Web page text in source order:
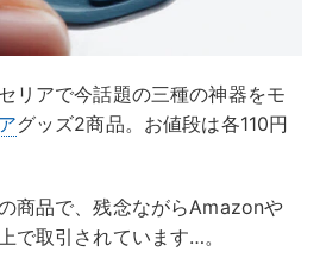
リアで今話題の三種の神器をモ
グッズ2商品。お値段は各110円
商品で、残念ながらAmazonや
で取引されています…。